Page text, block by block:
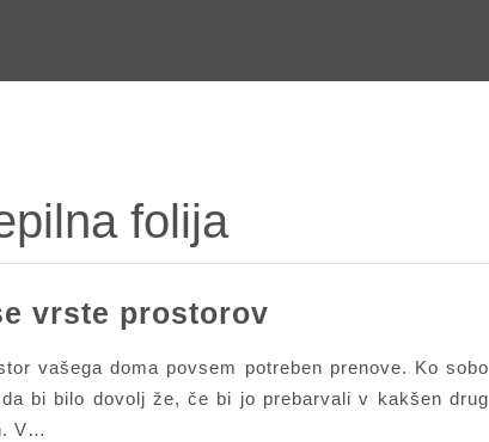
folija
vrste prostorov
za
vse
vašega doma povsem potreben prenove. Ko sobo
bi bilo dovolj že, če bi jo prebarvali v kakšen drug
V…